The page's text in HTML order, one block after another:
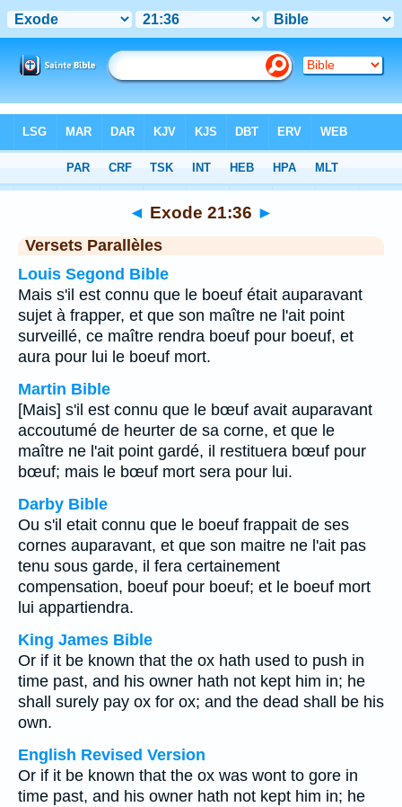
Chapitre 21> Verset 36
◄ Exode 21:36 ►
Versets Parallèles
Louis Segond Bible
Mais s'il est connu que le boeuf était auparavant
sujet à frapper, et que son maître ne l'ait point
surveillé, ce maître rendra boeuf pour boeuf, et
aura pour lui le boeuf mort.
Martin Bible
[Mais] s'il est connu que le bœuf avait auparavant
accoutumé de heurter de sa corne, et que le
maître ne l'ait point gardé, il restituera bœuf pour
bœuf; mais le bœuf mort sera pour lui.
Darby Bible
Ou s'il etait connu que le boeuf frappait de ses
cornes auparavant, et que son maitre ne l'ait pas
tenu sous garde, il fera certainement
compensation, boeuf pour boeuf; et le boeuf mort
lui appartiendra.
King James Bible
Or if it be known that the ox hath used to push in
time past, and his owner hath not kept him in; he
shall surely pay ox for ox; and the dead shall be his
own.
English Revised Version
Or if it be known that the ox was wont to gore in
time past, and his owner hath not kept him in; he